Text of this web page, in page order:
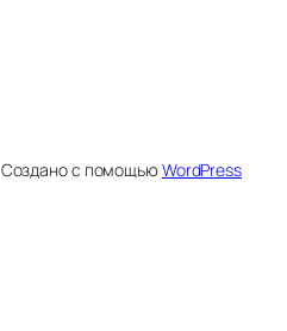
Создано с помощьюWordPress